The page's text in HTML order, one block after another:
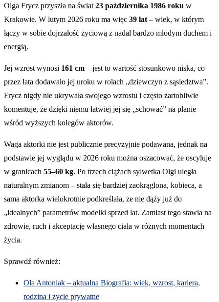
Olga Frycz przyszła na świat23 października 1986 roku w
Krakowie. W lutym 2026 roku ma więc 39 lat– wiek, w którym
łączy w sobie dojrzałość życiową z nadal bardzo młodym duchem i
energią.
Jej wzrost wynosi 161 cm – jest to wartość stosunkowo niska, co
przez lata dodawało jej uroku w rolach „dziewczyn z sąsiedztwa”.
Frycz nigdy nie ukrywała swojego wzrostu i często żartobliwie
komentuje, że dzięki niemu łatwiej jej się „schować” na planie
wśród wyższych kolegów aktorów.
Waga aktorki nie jest publicznie precyzyjnie podawana, jednak na
podstawie jej wyglądu w 2026 roku można oszacować, że oscyluje
w granicach 55–60 kg. Po trzech ciążach sylwetka Olgi uległa
naturalnym zmianom – stała się bardziej zaokrąglona, kobieca, a
sama aktorka wielokrotnie podkreślała, że nie dąży już do
„idealnych” parametrów modelki sprzed lat. Zamiast tego stawia na
zdrowie, ruch i akceptację własnego ciała w różnych momentach
życia.
Sprawdź również:
Ola Antoniak – aktualna Biografia: wiek, wzrost, kariera,
rodzina i życie prywatne